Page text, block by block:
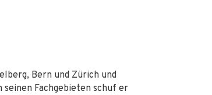
Bern und Zürich und
Fachgebieten schuf er